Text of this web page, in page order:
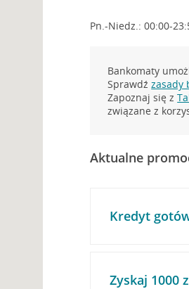
Pn.-Niedz.: 00:00-
Bankomaty
Sprawdźzasady
Zapoznaj się z
związane z
Aktualne
Kredyt
Zyskaj 1000